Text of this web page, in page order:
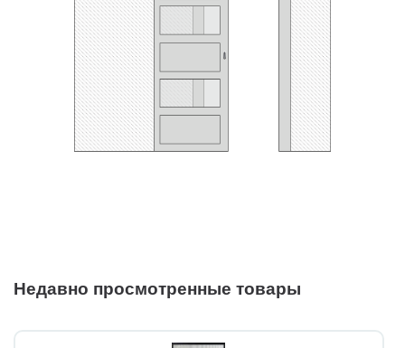
Недавно просмотренные товары